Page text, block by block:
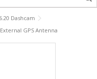
Dashcam
GPS Antenna